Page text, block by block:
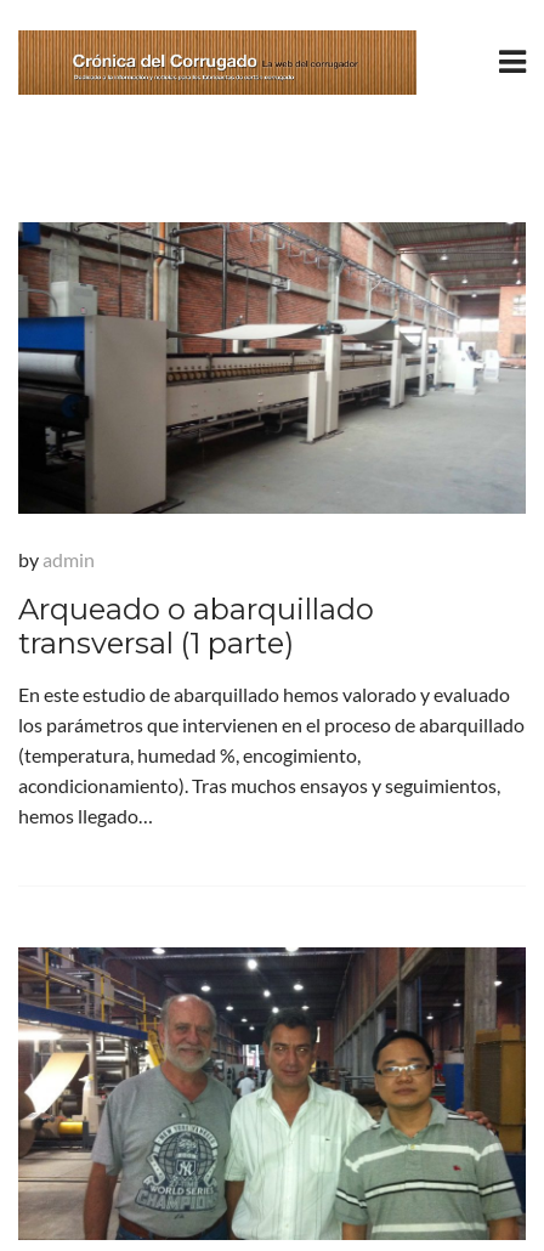
by admin
Arqueado o abarquillado
transversal (1 parte)
En este estudio de abarquillado hemos valorado y evaluado
los parámetros que intervienen en el proceso de abarquillado
(temperatura, humedad %, encogimiento,
acondicionamiento). Tras muchos ensayos y seguimientos,
hemos llegado…